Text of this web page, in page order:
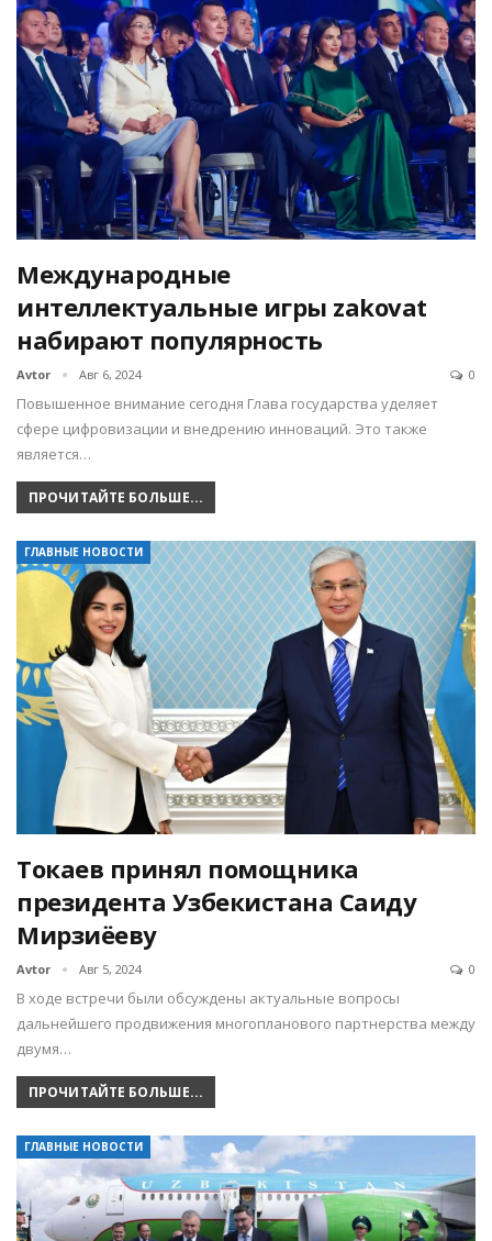
Международные
интеллектуальные игры zakovat
набирают популярность
Avtor Авг 6, 2024 0
Повышенное внимание сегодня Глава государства уделяет
сфере цифровизации и внедрению инноваций. Это также
является…
ПРОЧИТАЙТЕ БОЛЬШЕ...
ГЛАВНЫЕ НОВОСТИ
Токаев принял помощника
президента Узбекистана Саиду
Мирзиёеву
Avtor Авг 5, 2024 0
В ходе встречи были обсуждены актуальные вопросы
дальнейшего продвижения многопланового партнерства между
двумя…
ПРОЧИТАЙТЕ БОЛЬШЕ...
ГЛАВНЫЕ НОВОСТИ